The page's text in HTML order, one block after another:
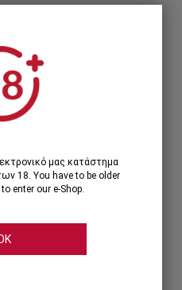
μας κατάστημα
18. You have to be older
enter our e-Shop.